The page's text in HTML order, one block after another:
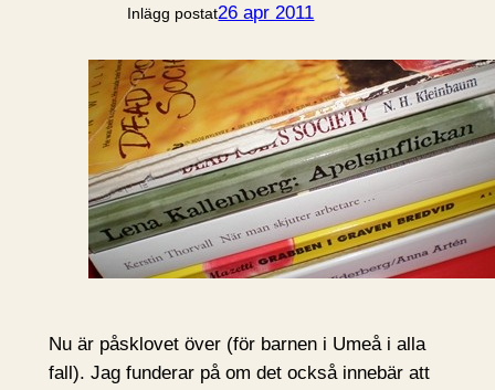
Inlägg postat26 apr 2011
Nu är påsklovet över (för barnen i Umeå i alla
fall). Jag funderar på om det också innebär att